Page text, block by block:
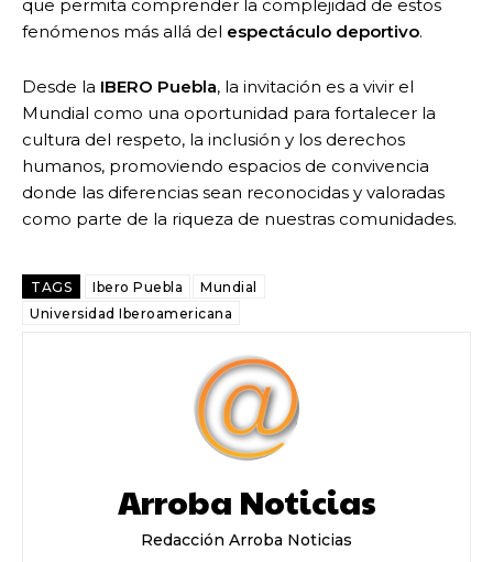
que permita comprender la complejidad de estos
fenómenos más allá del espectáculo deportivo.
Desde la IBERO Puebla, la invitación es a vivir el
Mundial como una oportunidad para fortalecer la
cultura del respeto, la inclusión y los derechos
humanos, promoviendo espacios de convivencia
donde las diferencias sean reconocidas y valoradas
como parte de la riqueza de nuestras comunidades.
TAGS Ibero Puebla
Mundial
Universidad Iberoamericana
Arroba Noticias
Redacción Arroba Noticias